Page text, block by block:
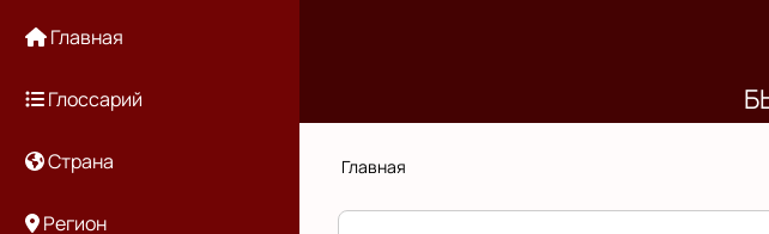
содержанию
Основная
навигация
Главная
Глоссарий
Страна
Регион
Строка
Главная